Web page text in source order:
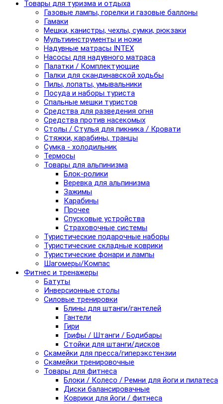
Товары для туризма и отдыха
Газовые лампы, горелки и газовые баллоны
Гамаки
Мешки, канистры, чехлы, сумки, рюкзаки
Мультиинструменты и ножи
Надувные матрасы INTEX
Насосы для надувного матраса
Палатки / Комплектующие
Палки для скандинавской ходьбы
Пилы, лопаты, умывальники
Посуда и наборы туриста
Спальные мешки туристов
Средства для разведения огня
Средства против насекомых
Столы / Стулья для пикника / Кровати
Стяжки, карабины, транцы
Сумка - холодильник
Термосы
Товары для альпинизма
Блок-ролики
Веревка для альпинизма
Зажимы
Карабины
Прочее
Спусковые устройства
Страховочные системы
Туристические подарочные наборы
Туристические складные коврики
Туристические фонари и лампы
Шагомеры/Компас
Фитнес и тренажеры
Батуты
Инверсионные столы
Силовые тренировки
Блины для штанги/гантелей
Гантели
Гири
Грифы / Штанги / Бодибары
Стойки для штанги/дисков
Скамейки для пресса/гиперэкстензии
Скамейки тренировочные
Товары для фитнеса
Блоки / Колесо / Ремни для йоги и пилатеса
Диски балансировачные
Коврики для йоги / фитнеса